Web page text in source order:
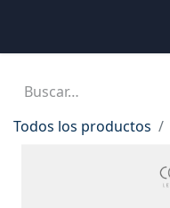
Todos los productos